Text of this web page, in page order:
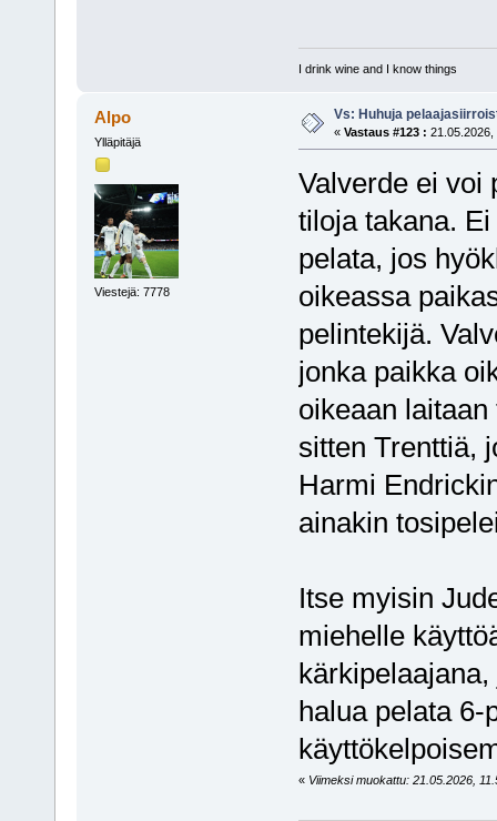
I drink wine and I know things
Alpo
Ylläpitäjä
Viestejä: 7778
Vs: Huhuja
« Vastaus #123 : 21.05.2026,
Valverde ei voi
tiloja takana.
pelata, jos
oikeassa
pelintekijä.
jonka paikka
oikeaan
sitten Trenttiä,
Harmi
ainakin
Itse myisin
miehelle
halua pelata 6-
« Viimeksi muokattu: 21.05.2026,